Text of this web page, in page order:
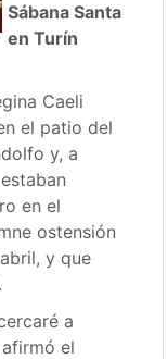
Sábana Santa
en Turín
Caeli
el patio del
y, a
en el
ostensión
y que
a
el